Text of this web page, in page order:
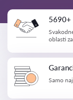
5690+
oblasti
Samo